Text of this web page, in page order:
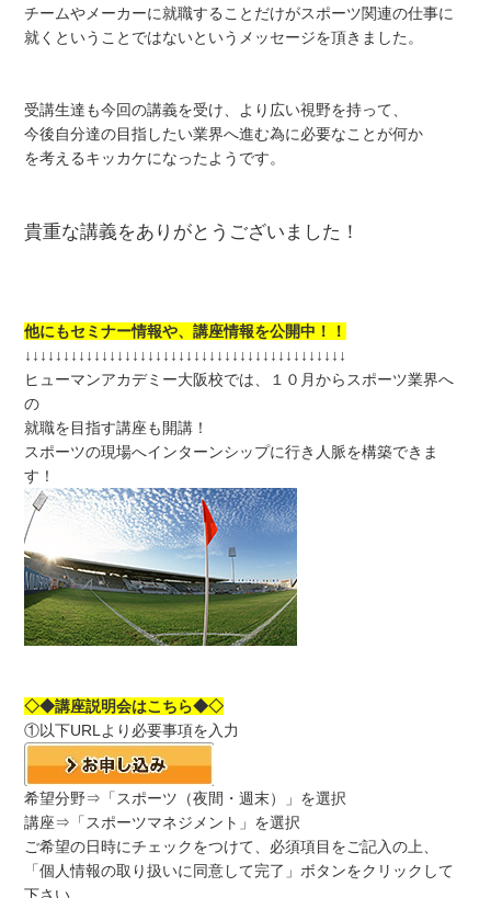
チームやメーカーに就職することだけがスポーツ関連の仕事に
就くということではないというメッセージを頂きました。
受講生達も今回の講義を受け、より広い視野を持って、
今後自分達の目指したい業界へ進む為に必要なことが何か
を考えるキッカケになったようです。
貴重な講義をありがとうございました！
他にもセミナー情報や、講座情報を公開中！！
↓↓↓↓↓↓↓↓↓↓↓↓↓↓↓↓↓↓↓↓↓↓↓↓↓↓↓↓↓↓↓↓↓↓↓↓↓↓↓↓↓↓
ヒューマンアカデミー大阪校では、１０月からスポーツ業界へ
の
就職を目指す講座も開講！
スポーツの現場へインターンシップに行き人脈を構築できま
す！
◇◆講座説明会はこちら◆◇
①以下URLより必要事項を入力
希望分野⇒「スポーツ（夜間・週末）」を選択
講座⇒「スポーツマネジメント」を選択
ご希望の日時にチェックをつけて、必須項目をご記入の上、
「個人情報の取り扱いに同意して完了」ボタンをクリックして